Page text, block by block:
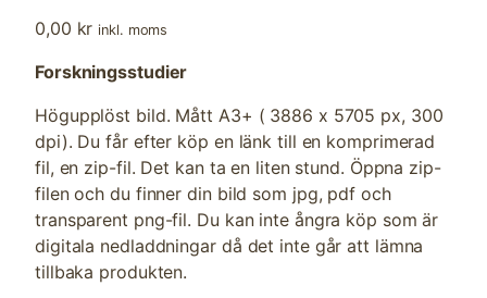
0,00 kr inkl. moms
Forskningsstudier
Högupplöst bild. Mått A3+ ( 3886 x 5705 px, 300
dpi). Du får efter köp en länk till en komprimerad
fil, en zip-fil. Det kan ta en liten stund. Öppna zip-
filen och du finner din bild som jpg, pdf och
transparent png-fil. Du kan inte ångra köp som är
digitala nedladdningar då det inte går att lämna
tillbaka produkten.